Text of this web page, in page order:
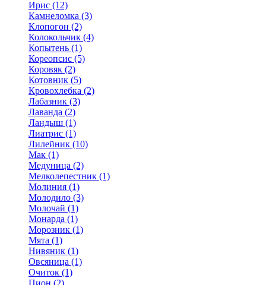
Ирис (12)
Камнеломка (3)
Клопогон (2)
Колокольчик (4)
Копытень (1)
Кореопсис (5)
Коровяк (2)
Котовник (5)
Кровохлебка (2)
Лабазник (3)
Лаванда (2)
Ландыш (1)
Лиатрис (1)
Лилейник (10)
Мак (1)
Медуница (2)
Мелколепестник (1)
Молиния (1)
Молодило (3)
Молочай (1)
Монарда (1)
Морозник (1)
Мята (1)
Нивяник (1)
Овсяница (1)
Очиток (1)
Пион (2)